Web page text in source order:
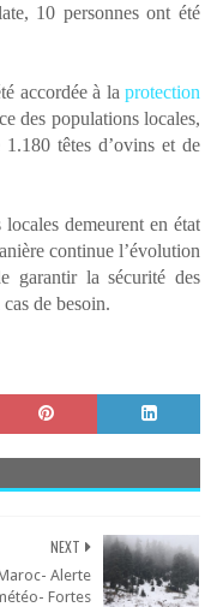
10 personnes ont été
accordée à laprotection
des populations locales,
têtes d’ovins et de
demeurent en état
continue l’évolution
garantir la sécurité des
de besoin.
NEXT
Alerte
Fortes